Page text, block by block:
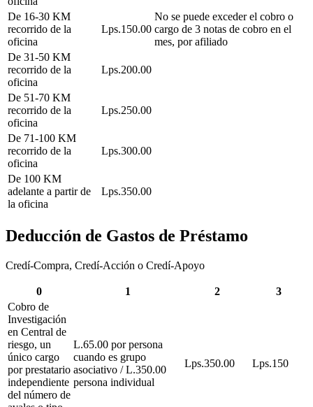
De 16-30 KM
recorrido de la
oficina
Lps.150.00
No se puede exceder el cobro o
cargo de 3 notas de cobro en el
mes, por afiliado
De 31-50 KM
recorrido de la
oficina
Lps.200.00
De 51-70 KM
recorrido de la
oficina
Lps.250.00
De 71-100 KM
recorrido de la
oficina
Lps.300.00
De 100 KM
adelante a partir de
la oficina
Lps.350.00
Deducción de Gastos de Préstamo
Credí-Compra, Credí-Acción o Credí-Apoyo
0 1 2
3
Cobro de
Investigación
en Central de
riesgo, un
único cargo
por prestatario
independiente
del número de
L.65.00 por persona
cuando es grupo
asociativo / L.350.00
persona individual
Lps.350.00 Lps.150